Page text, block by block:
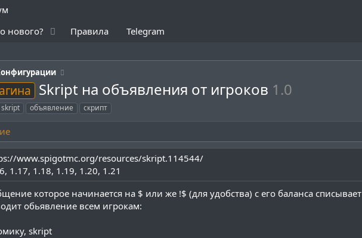
нового? Правила Telegram
Skript на объявления от игроков 1.0
skript объявление скрипт
www.spigotmc.org/resources/skript.114544/
1.17 1.18 1.19 1.20 1.21
которое начинается на $ или же !$ (для удобства) с его баланса списывает
обьявление всем игрокам:
skript